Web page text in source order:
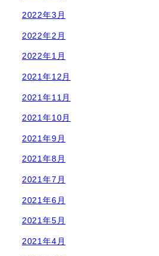
2022年3月
2022年2月
2022年1月
2021年12月
2021年11月
2021年10月
2021年9月
2021年8月
2021年7月
2021年6月
2021年5月
2021年4月